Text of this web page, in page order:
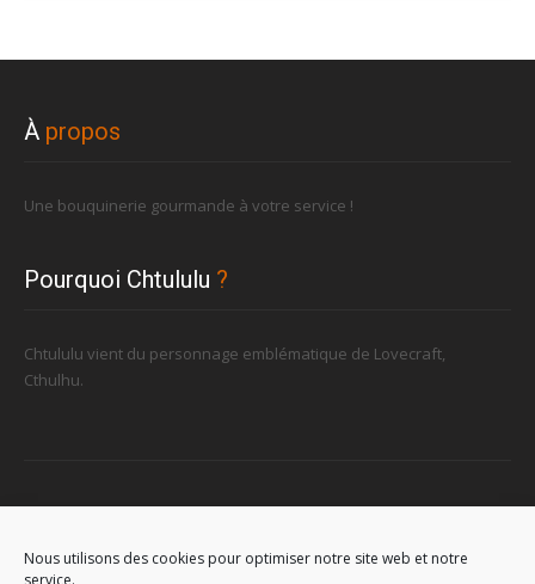
Nous utilisons des cookies pour optimiser notre site web et notre
service.
À propos
Une bouquinerie gourmande à votre service !
Pourquoi Chtululu ?
Chtululu vient du personnage emblématique de Lovecraft,
Cthulhu.